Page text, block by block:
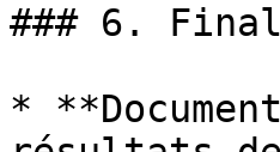
### 6.
*